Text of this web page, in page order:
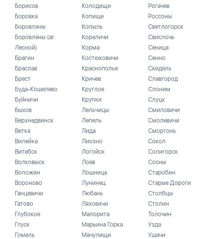
Борисов
Боровка
Боровляны
Боровляны (аг.
Лесной)
Брагин
Браслав
Брест
Буда-Кошелево
Буйничи
Быхов
Верхнедвинск
Ветка
Вилейка
Витебск
Волковыск
Воложин
Вороново
Ганцевичи
Гатово
Глубокое
Глуск
Гомель
Колодищи
Копище
Копыль
Кореличи
Корма
Костюковичи
Краснополье
Кричев
Круглое
Крупки
Лельчицы
Лепель
Лида
Лиозно
Логойск
Лоев
Лошница
Лунинец
Любань
Ляховичи
Малорита
Марьина Горка
Мачулищи
Рогачев
Россоны
Светлогорск
Свислочь
Сеница
Сенно
Скидель
Славгород
Слоним
Слуцк
Смиловичи
Смолевичи
Сморгонь
Сокол
Солигорск
Сосны
Старобин
Старые Дороги
Столбцы
Столин
Толочин
Узда
Ушачи